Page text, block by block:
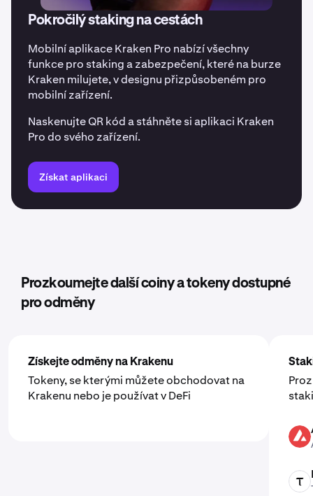
Pokročilý staking na cestách
Mobilní aplikace Kraken Pro nabízí všechny
funkce pro staking a zabezpečení, které na burze
Kraken milujete, v designu přizpůsobeném pro
mobilní zařízení.
Naskenujte QR kód a stáhněte si aplikaci Kraken
Pro do svého zařízení.
Získat aplikaci
Prozkoumejte další coiny a tokeny dostupné
pro odměny
Získejte odměny na Krakenu
Tokeny, se kterými můžete obchodovat na
Krakenu nebo je používat v DeFi
AVAX
TAO